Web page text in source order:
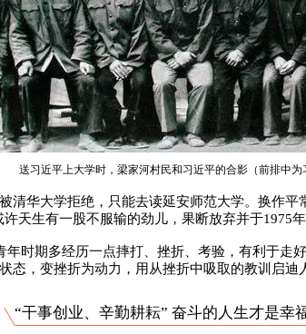
送习近平上大学时，梁家河村民和习近平的合影（前排中为
清华大学拒绝，只能去读延安师范大学。换
天生有一股不服输的劲儿，果断放弃并于1975
时期多经历一点摔打、挫折、考验，有利于走
态，变挫折为动力，用从挫折中吸取的教训启迪
“干事创业、辛勤耕耘” 奋斗的人生才是幸